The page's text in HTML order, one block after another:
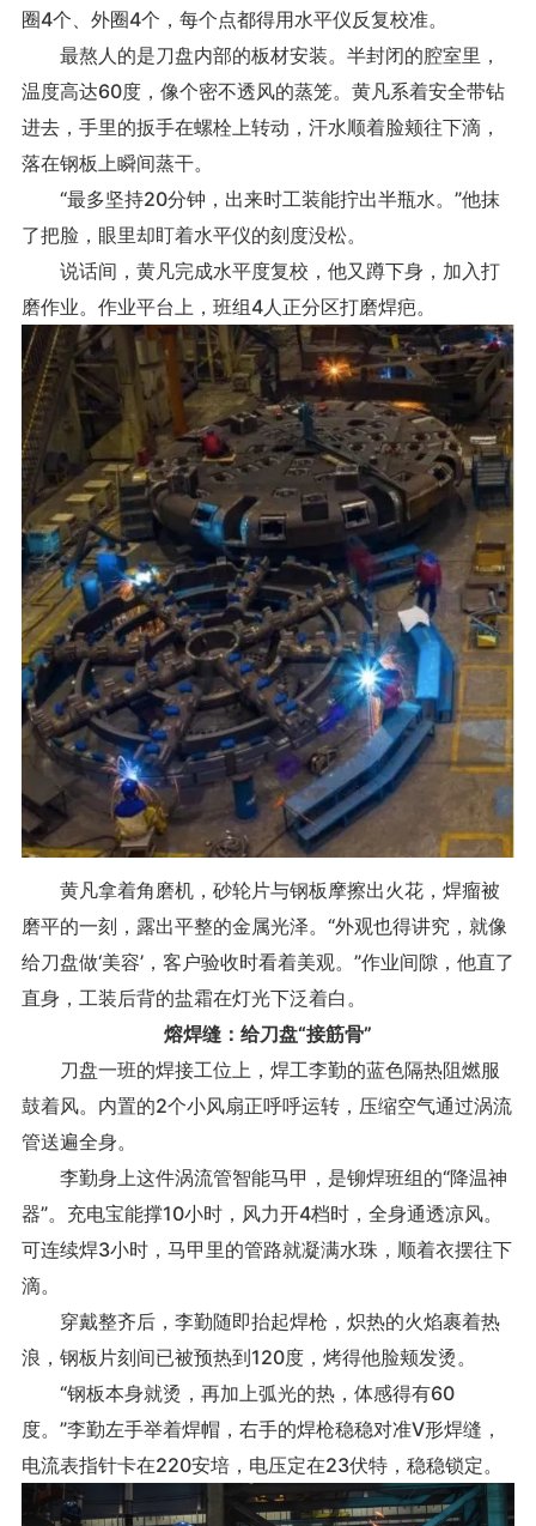
圈4个、外圈4个，每个点都得用水平仪反复校准。
最熬人的是刀盘内部的板材安装。半封闭的腔室里，
温度高达60度，像个密不透风的蒸笼。黄凡系着安全带钻
进去，手里的扳手在螺栓上转动，汗水顺着脸颊往下滴，
落在钢板上瞬间蒸干。
“最多坚持20分钟，出来时工装能拧出半瓶水。”他抹
了把脸，眼里却盯着水平仪的刻度没松。
说话间，黄凡完成水平度复校，他又蹲下身，加入打
磨作业。作业平台上，班组4人正分区打磨焊疤。
黄凡拿着角磨机，砂轮片与钢板摩擦出火花，焊瘤被
磨平的一刻，露出平整的金属光泽。“外观也得讲究，就像
给刀盘做‘美容’，客户验收时看着美观。”作业间隙，他直了
直身，工装后背的盐霜在灯光下泛着白。
熔焊缝：给刀盘“接筋骨”
刀盘一班的焊接工位上，焊工李勤的蓝色隔热阻燃服
鼓着风。内置的2个小风扇正呼呼运转，压缩空气通过涡流
管送遍全身。
李勤身上这件涡流管智能马甲，是铆焊班组的“降温神
器”。充电宝能撑10小时，风力开4档时，全身通透凉风。
可连续焊3小时，马甲里的管路就凝满水珠，顺着衣摆往下
滴。
穿戴整齐后，李勤随即抬起焊枪，炽热的火焰裹着热
浪，钢板片刻间已被预热到120度，烤得他脸颊发烫。
“钢板本身就烫，再加上弧光的热，体感得有60
度。”李勤左手举着焊帽，右手的焊枪稳稳对准V形焊缝，
电流表指针卡在220安培，电压定在23伏特，稳稳锁定。